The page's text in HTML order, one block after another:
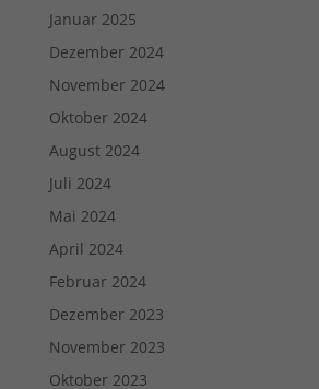
Januar 2025
Dezember 2024
November 2024
Oktober 2024
August 2024
Juli 2024
Mai 2024
April 2024
Februar 2024
Dezember 2023
November 2023
Oktober 2023